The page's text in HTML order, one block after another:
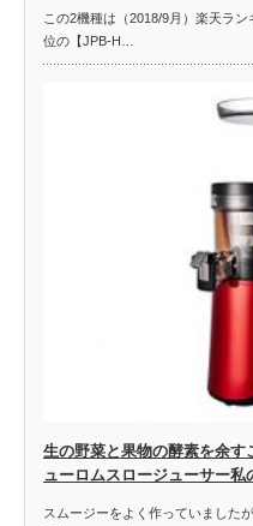
この2機種は（2018/9月）楽天ラ
位の【JPB-H…
生の野菜と果物の酵素を余す
ューロムスロージューサー私
スムージーをよく作っていました